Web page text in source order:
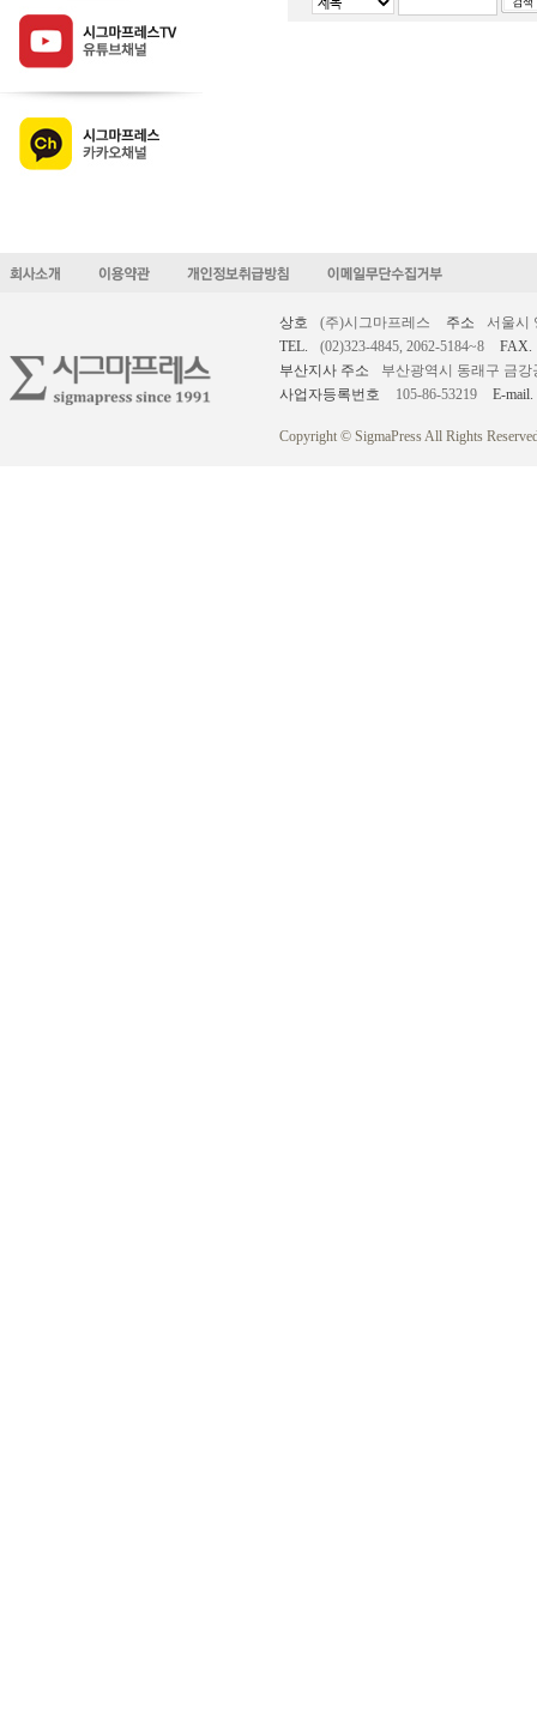
상호 (주)시그마프레스 주소
서울시
TEL.
(02)323-4845, 2062-5184~8
FAX.
부산지사 주소
부산광역시 동래구 금강
사업자등록번호
105-86-53219 E-mail.
Copyright © SigmaPress All Rights